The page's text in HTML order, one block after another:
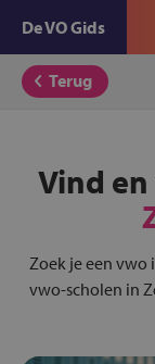
De VO Gids
Terug
Vind
Zoek je een vwo
vwo-scholen in